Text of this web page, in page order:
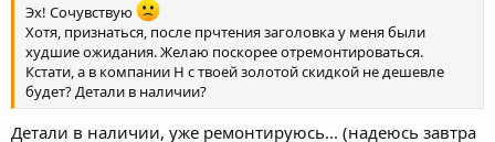
Эх! Сочувствую
Хотя, признаться, после прчтения заголовка у меня были
худшие ожидания. Желаю поскорее отремонтироваться.
Кстати, а в компании Н с твоей золотой скидкой не дешевле
будет? Детали в наличии?
Детали в наличии, уже ремонтируюсь... (надеюсь завтра